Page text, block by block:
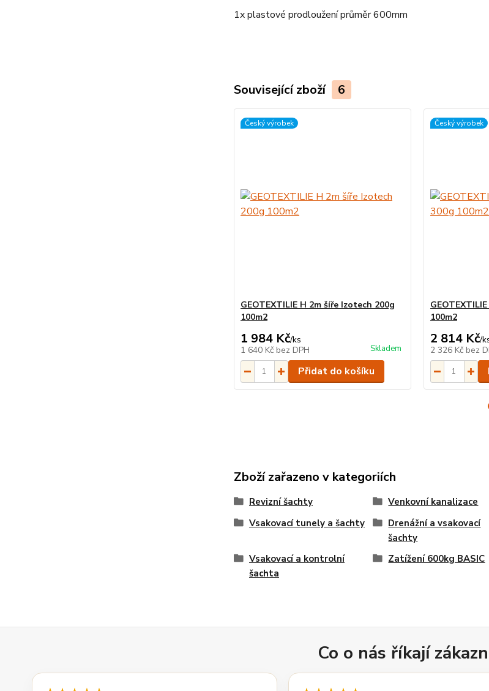
1x plastové prodloužení průměr 600mm
Související zboží 6
Český výrobek
GEOTEXTILIE H 2m šíře Izotech 200g
100m2
1 984 Kč/ks
1 640 Kč bez DPH Skladem
Přidat do košíku
Český výrobek
100m2
2 814 Kč/
2 326 Kč bez
Zboží zařazeno v kategoriích
Revizní šachty Venkovní kanalizace
Vsakovací tunely a šachty
Drenážní a vsakovací
šachty
Vsakovací a kontrolní
šachta
Zatížení 600kg BASIC
Co o nás říkají